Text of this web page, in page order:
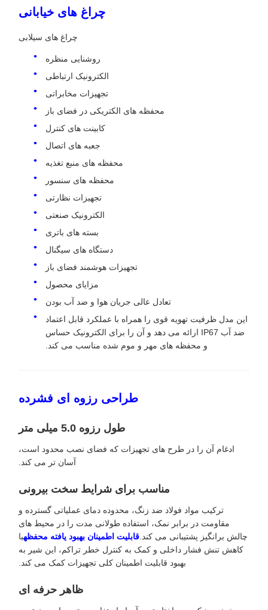
چراغ های خیابانی
چراغ های سیلابی
روشنایی منظره
الکترونیک ارتباطی
تجهیزات مخابراتی
محفظه های الکتریکی در فضای باز
کابینت های کنترل
جعبه های اتصال
محفظه های منبع تغذیه
محفظه های سنسور
تجهیزات نظارتی
الکترونیک صنعتی
بسته های باتری
دستگاه های سیگنال
تجهیزات هوشمند فضای باز
مزایای محصول
تعادل عالی جریان هوا و ضد آب بودن
این مدل ظرفیت تهویه قوی را همراه با عملکرد قابل اعتماد
ضد آب IP67 ارائه می دهد و آن را برای الکترونیک حساس
و محفظه های مهر و موم شده مناسب می کند.
طراحی رزوه ای فشرده
طول رزوه 5.0 میلی متر
ادغام آن را در طرح های تجهیزات که فضای نصب محدود است،
آسان تر می کند.
مناسب برای شرایط سخت بیرونی
ترکیب مواد فولاد ضد زنگ، محدوده دمای عملیاتی گسترده و
مقاومت در برابر نمک، استفاده طولانی مدت را در محیط های
چالش برانگیز پشتیبانی می کند. قابلیت اطمینان بهبود یافته محفظهبا
کاهش تنش فشار داخلی و کمک به کنترل خطر تراکم، این شیر به
بهبود قابلیت اطمینان کلی تجهیزات کمک می کند.
ظاهر حرفه ای